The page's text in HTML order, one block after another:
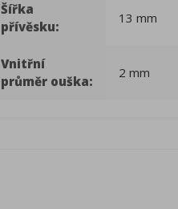
Šířka
přívěsku:
13 mm
Vnitřní
průměr ouška:
2 mm